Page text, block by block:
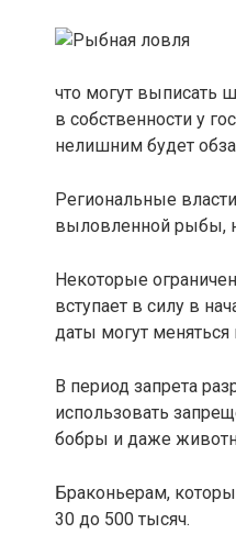
что могут выписать
в собственности у
нелишним будет
Региональные
выловленной рыбы,
Некоторые
вступает в силу в
даты могут
В период запрета
использовать
бобры и даже
Браконьерам,
30 до 500 тысяч.